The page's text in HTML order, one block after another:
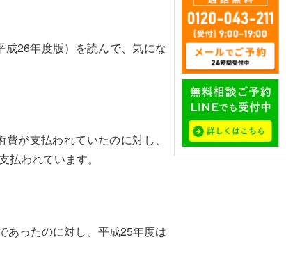
26年度版）を読んで、気にな
が支払われていたのに対し、
われています。
あったのに対し、平成25年度は